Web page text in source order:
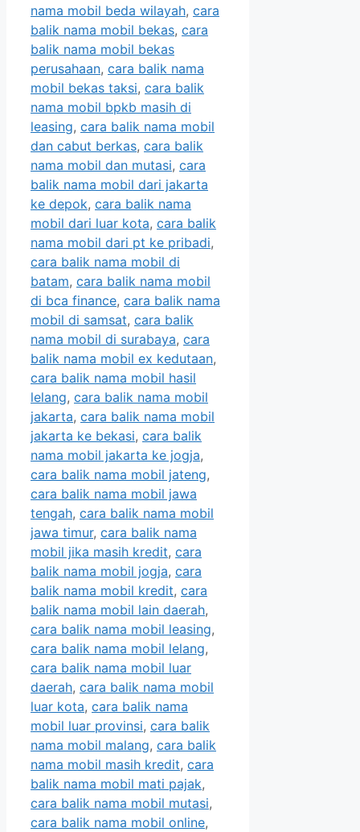
nama mobil beda wilayah, cara
balik nama mobil bekas, cara
balik nama mobil bekas
perusahaan, cara balik nama
mobil bekas taksi, cara balik
nama mobil bpkb masih di
leasing, cara balik nama mobil
dan cabut berkas, cara balik
nama mobil dan mutasi, cara
balik nama mobil dari jakarta
ke depok, cara balik nama
mobil dari luar kota, cara balik
nama mobil dari pt ke pribadi,
cara balik nama mobil di
batam, cara balik nama mobil
di bca finance, cara balik nama
mobil di samsat, cara balik
nama mobil di surabaya, cara
balik nama mobil ex kedutaan,
cara balik nama mobil hasil
lelang, cara balik nama mobil
jakarta, cara balik nama mobil
jakarta ke bekasi, cara balik
nama mobil jakarta ke jogja,
cara balik nama mobil jateng,
cara balik nama mobil jawa
tengah, cara balik nama mobil
jawa timur, cara balik nama
mobil jika masih kredit, cara
balik nama mobil jogja, cara
balik nama mobil kredit, cara
balik nama mobil lain daerah,
cara balik nama mobil leasing,
cara balik nama mobil lelang,
cara balik nama mobil luar
daerah, cara balik nama mobil
luar kota, cara balik nama
mobil luar provinsi, cara balik
nama mobil malang, cara balik
nama mobil masih kredit, cara
balik nama mobil mati pajak,
cara balik nama mobil mutasi,
cara balik nama mobil online,